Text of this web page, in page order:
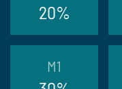
20%
M1